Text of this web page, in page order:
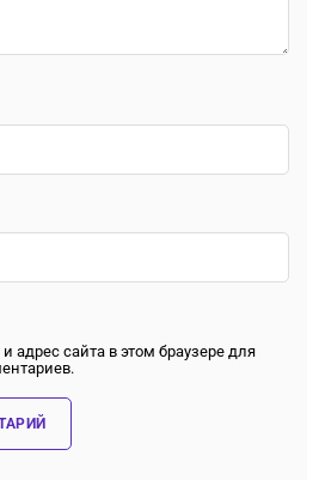
адрес сайта в этом браузере для